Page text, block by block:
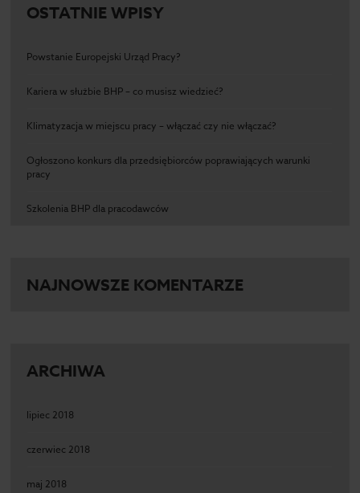
OSTATNIE WPISY
Powstanie Europejski Urząd Pracy?
Kariera w służbie BHP – co musisz wiedzieć?
Klimatyzacja w miejscu pracy – włączać czy nie włączać?
Ogłoszono konkurs dla przedsiębiorców poprawiających warunki
pracy
Szkolenia BHP dla pracodawców
NAJNOWSZE KOMENTARZE
ARCHIWA
lipiec 2018
czerwiec 2018
maj 2018